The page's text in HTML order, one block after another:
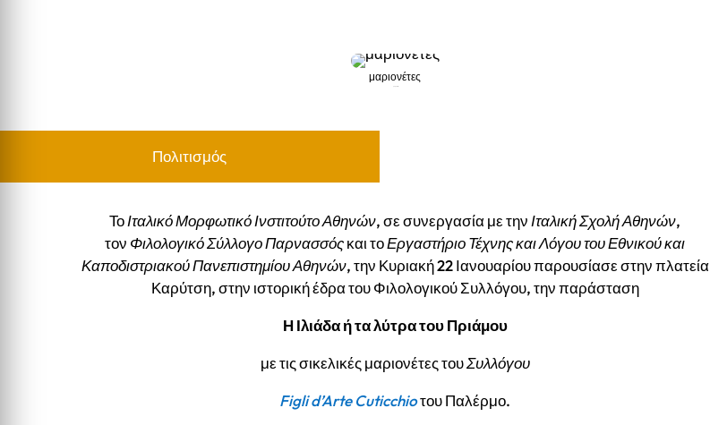
μαριονέτες
Πολιτισμός
ΤοΙταλικό Μορφωτικό Ινστιτούτο Αθηνών, σε συνεργασία με την Ιταλική Σχολή Αθηνών,
τον Φιλολογικό Σύλλογο Παρνασσόςκαι τοΕργαστήριο Τέχνης και Λόγου του Εθνικού και
Καποδιστριακού Πανεπιστημίου Αθηνών, την Κυριακή 22 Ιανουαρίου παρουσίασε στην πλατεία
Καρύτση, στην ιστορική έδρα του Φιλολογικού Συλλόγου, την παράσταση
Η Ιλιάδα ή τα λύτρα του Πριάμου
με τις σικελικές μαριονέτες τουΣυλλόγου
Figli d’Arte Cuticchioτου Παλέρμο.